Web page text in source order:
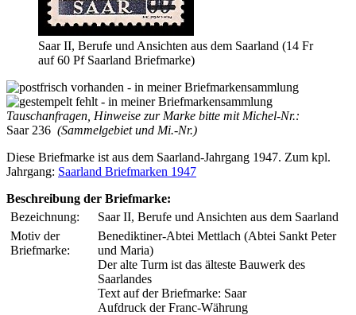
Saar II, Berufe und Ansichten aus dem Saarland (14 Fr
auf 60 Pf Saarland Briefmarke)
Tauschanfragen, Hinweise zur Marke bitte mit Michel-Nr.:
Saar 236 (Sammelgebiet und Mi.-Nr.)
Diese Briefmarke ist aus dem Saarland-Jahrgang 1947. Zum kpl.
Jahrgang: Saarland Briefmarken 1947
Beschreibung der Briefmarke:
Bezeichnung:
Saar II, Berufe und Ansichten aus dem Saarland
Motiv der
Briefmarke:
Benediktiner-Abtei Mettlach (Abtei Sankt Peter
und Maria)
Der alte Turm ist das älteste Bauwerk des
Saarlandes
Text auf der Briefmarke: Saar
Aufdruck der Franc-Währung